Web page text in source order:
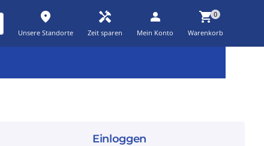
place
Unsere Standorte
handyman
Zeit sparen
person
Mein Konto
shopping_cart0
Warenkorb
Einloggen